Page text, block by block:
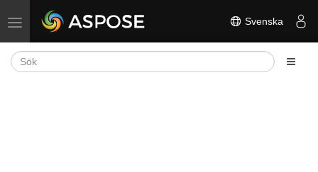
Växla navigering Svenska